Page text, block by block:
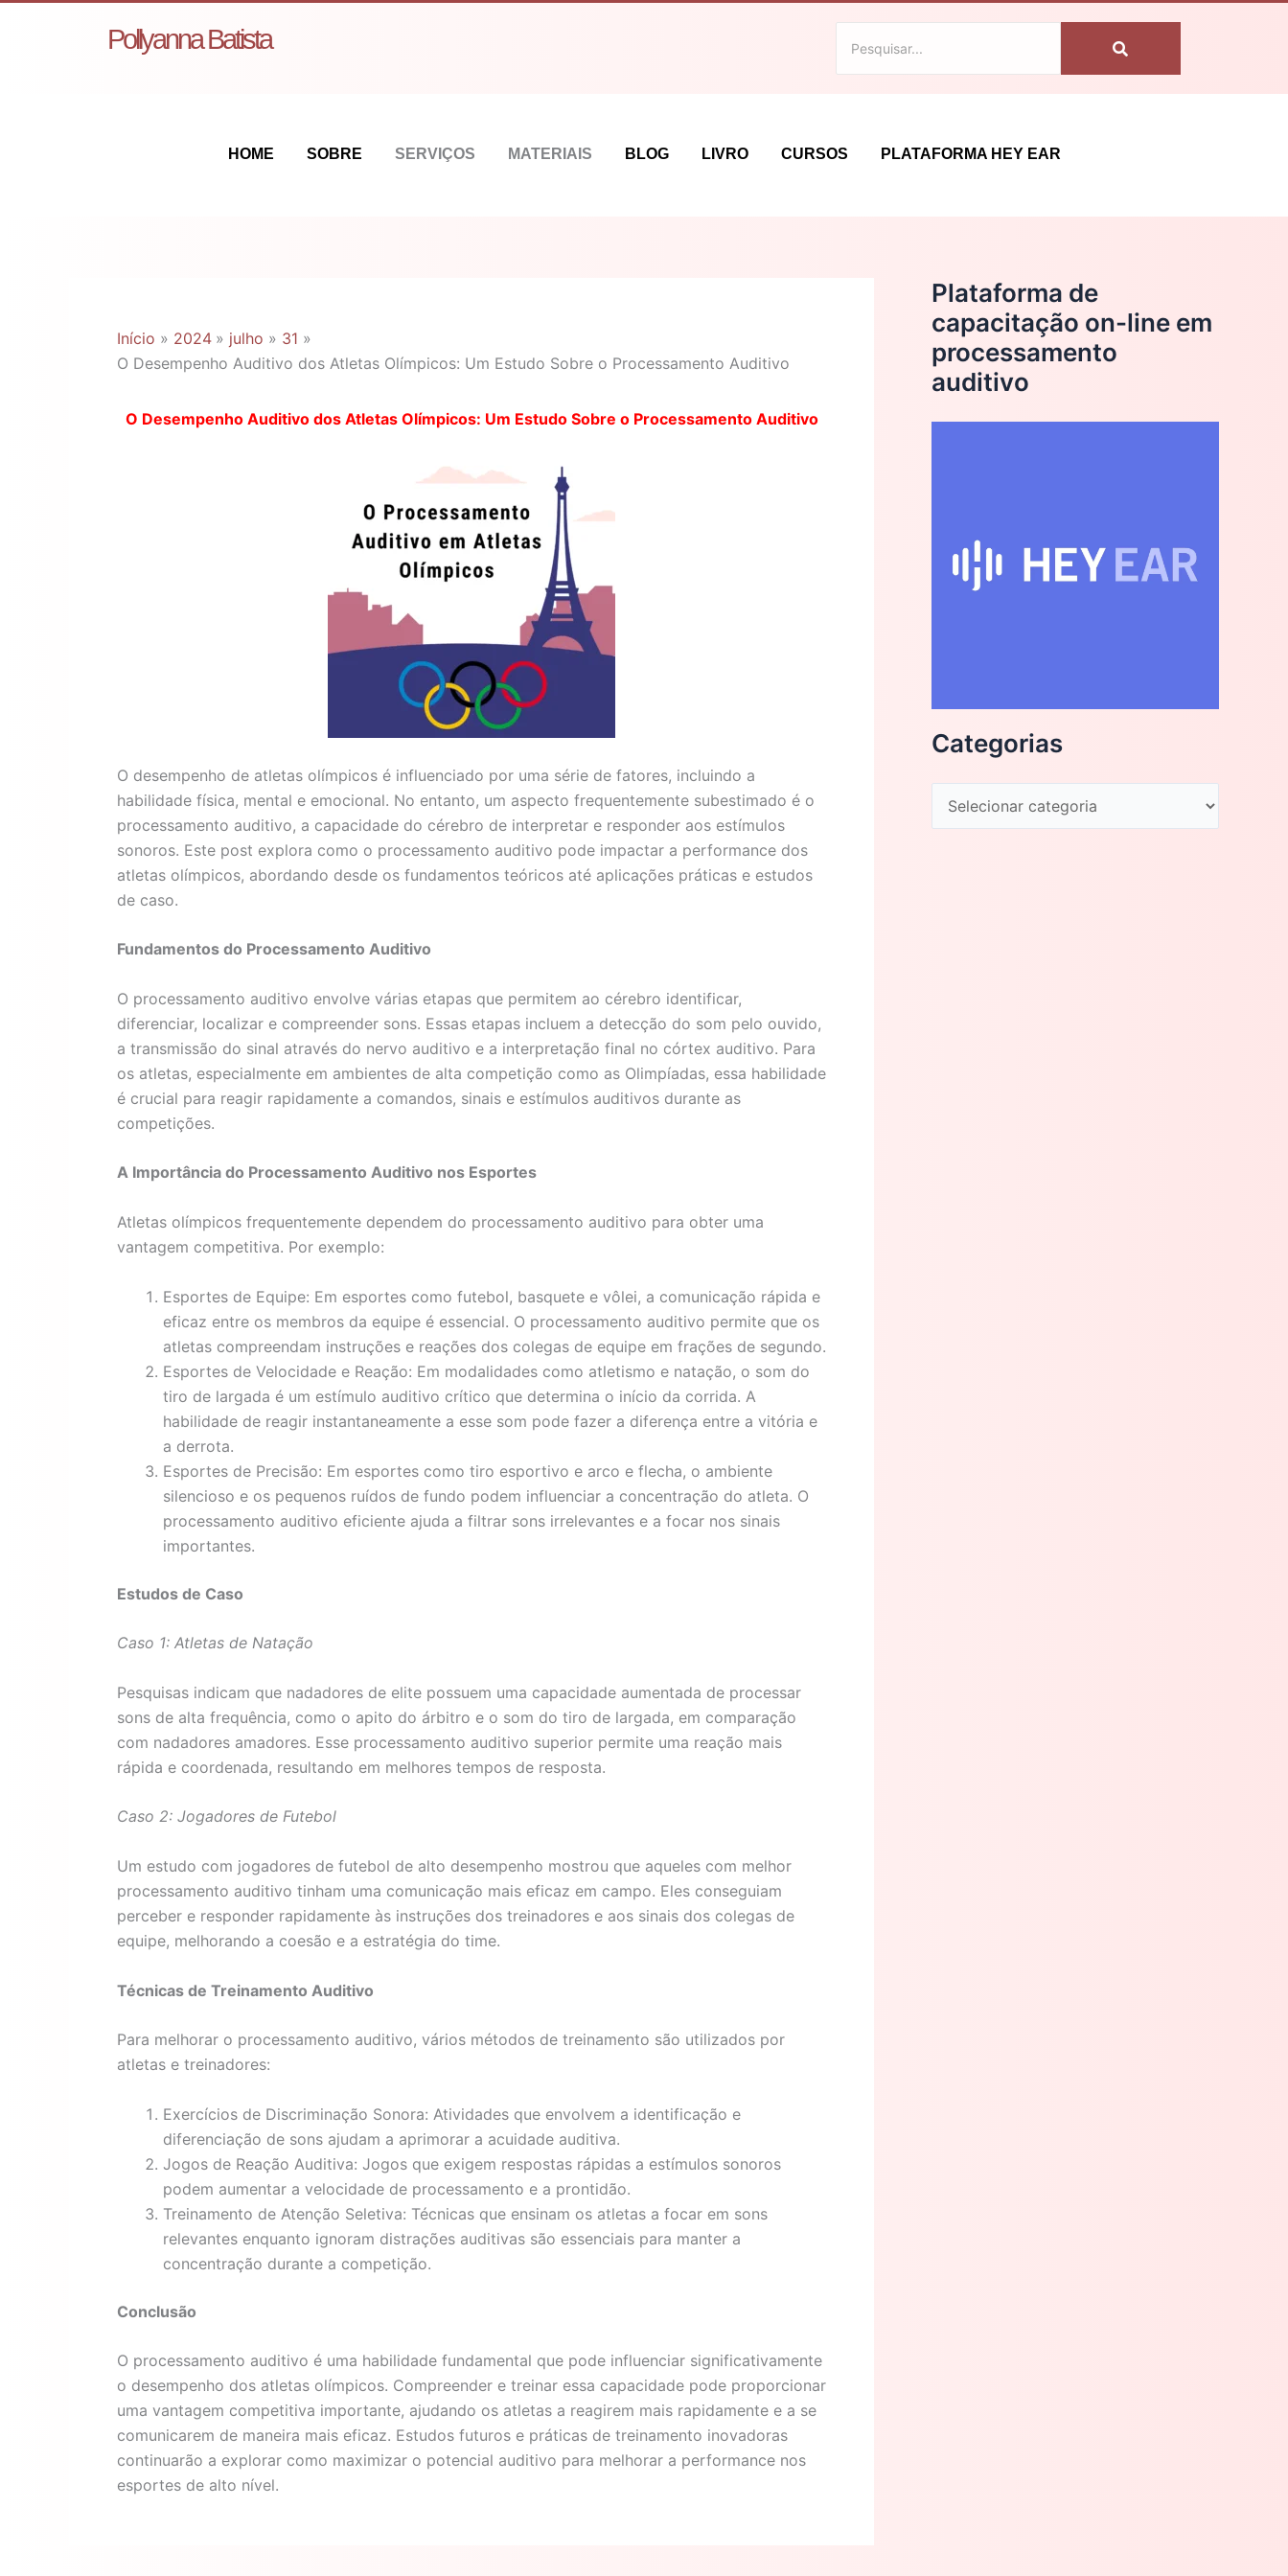
Pollyanna Batista
HOME SOBRE SERVIÇOS MATERIAIS BLOG LIVRO CURSOS PLATAFORMA HEY EAR
Início 2024 julho
31
O Desempenho Auditivo dos Atletas Olímpicos: Um Estudo Sobre o Processamento Auditivo
O Desempenho Auditivo dos Atletas Olímpicos: Um Estudo Sobre o Processamento Auditivo
O desempenho de atletas olímpicos é influenciado por uma série de fatores, incluindo a
habilidade física, mental e emocional. No entanto, um aspecto frequentemente subestimado é o
processamento auditivo, a capacidade do cérebro de interpretar e responder aos estímulos
sonoros. Este post explora como o processamento auditivo pode impactar a performance dos
atletas olímpicos, abordando desde os fundamentos teóricos até aplicações práticas e estudos
de caso.
Fundamentos do Processamento Auditivo
O processamento auditivo envolve várias etapas que permitem ao cérebro identificar,
diferenciar, localizar e compreender sons. Essas etapas incluem a detecção do som pelo ouvido,
a transmissão do sinal através do nervo auditivo e a interpretação final no córtex auditivo. Para
os atletas, especialmente em ambientes de alta competição como as Olimpíadas, essa habilidade
é crucial para reagir rapidamente a comandos, sinais e estímulos auditivos durante as
competições.
A Importância do Processamento Auditivo nos Esportes
Atletas olímpicos frequentemente dependem do processamento auditivo para obter uma
vantagem competitiva. Por exemplo:
Esportes de Equipe: Em esportes como futebol, basquete e vôlei, a comunicação rápida e
eficaz entre os membros da equipe é essencial. O processamento auditivo permite que os
atletas compreendam instruções e reações dos colegas de equipe em frações de segundo.
Esportes de Velocidade e Reação: Em modalidades como atletismo e natação, o som do
tiro de largada é um estímulo auditivo crítico que determina o início da corrida. A
habilidade de reagir instantaneamente a esse som pode fazer a diferença entre a vitória e
a derrota.
Esportes de Precisão: Em esportes como tiro esportivo e arco e flecha, o ambiente
silencioso e os pequenos ruídos de fundo podem influenciar a concentração do atleta. O
processamento auditivo eficiente ajuda a filtrar sons irrelevantes e a focar nos sinais
importantes.
Estudos de Caso
Caso 1: Atletas de Natação
Pesquisas indicam que nadadores de elite possuem uma capacidade aumentada de processar
sons de alta frequência, como o apito do árbitro e o som do tiro de largada, em comparação
com nadadores amadores. Esse processamento auditivo superior permite uma reação mais
rápida e coordenada, resultando em melhores tempos de resposta.
Caso 2: Jogadores de Futebol
Um estudo com jogadores de futebol de alto desempenho mostrou que aqueles com melhor
processamento auditivo tinham uma comunicação mais eficaz em campo. Eles conseguiam
perceber e responder rapidamente às instruções dos treinadores e aos sinais dos colegas de
equipe, melhorando a coesão e a estratégia do time.
Técnicas de Treinamento Auditivo
Para melhorar o processamento auditivo, vários métodos de treinamento são utilizados por
atletas e treinadores:
Exercícios de Discriminação Sonora: Atividades que envolvem a identificação e
diferenciação de sons ajudam a aprimorar a acuidade auditiva.
Jogos de Reação Auditiva: Jogos que exigem respostas rápidas a estímulos sonoros
podem aumentar a velocidade de processamento e a prontidão.
Treinamento de Atenção Seletiva: Técnicas que ensinam os atletas a focar em sons
relevantes enquanto ignoram distrações auditivas são essenciais para manter a
concentração durante a competição.
Conclusão
O processamento auditivo é uma habilidade fundamental que pode influenciar significativamente
o desempenho dos atletas olímpicos. Compreender e treinar essa capacidade pode proporcionar
uma vantagem competitiva importante, ajudando os atletas a reagirem mais rapidamente e a se
comunicarem de maneira mais eficaz. Estudos futuros e práticas de treinamento inovadoras
continuarão a explorar como maximizar o potencial auditivo para melhorar a performance nos
esportes de alto nível.
Plataforma de
capacitação on-line em
processamento
auditivo
Categorias
s